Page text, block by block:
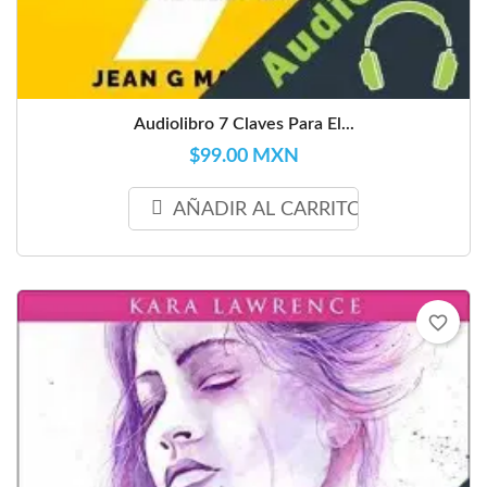
Audiolibro 7 Claves Para El...
$99.00 MXN
AÑADIR AL CARRITO
favorite_border